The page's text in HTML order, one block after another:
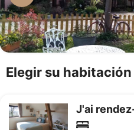
Elegir su habitación
J'ai